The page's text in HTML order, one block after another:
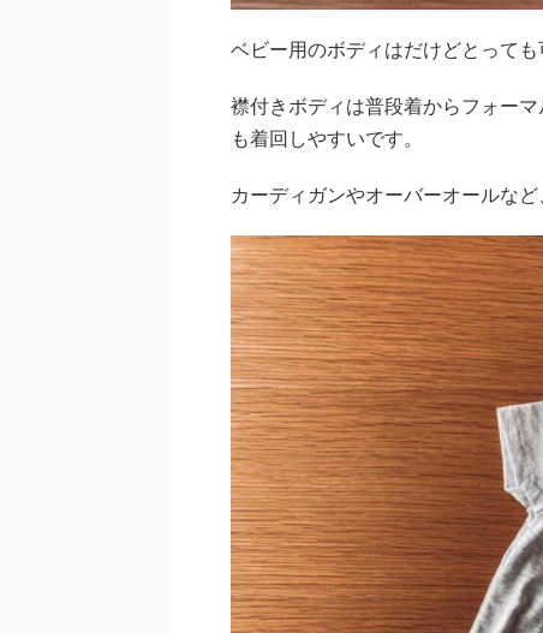
ベビー用のボディはだけどとって
襟付きボディは普段着からフォー
も着回しやすいです。
カーディガンやオーバーオールな